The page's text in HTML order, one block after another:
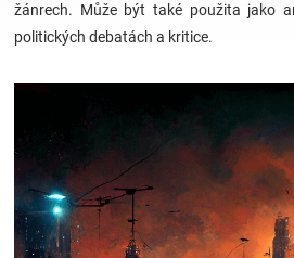
Hračky
pro
děti
žánrech. Může být také použita jako
politických debatách a kritice.